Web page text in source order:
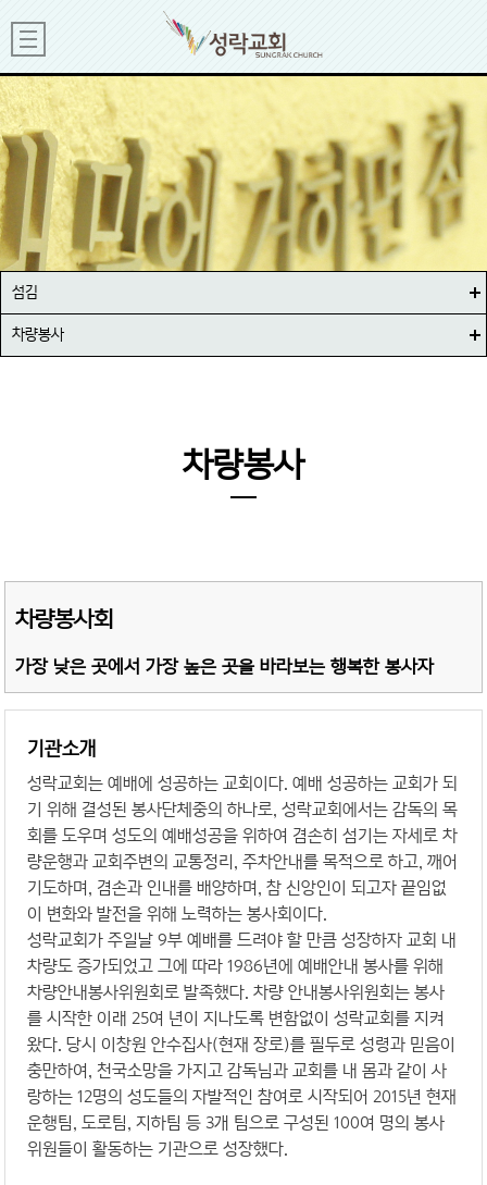
섬김
차량봉사
차량봉사
차량봉사회
가장 낮은 곳에서 가장 높은 곳을 바라보는 행복한 봉사자
기관소개
성락교회는 예배에 성공하는 교회이다. 예배 성공하는 교회가 되
기 위해 결성된 봉사단체중의 하나로, 성락교회에서는 감독의 목
회를 도우며 성도의 예배성공을 위하여 겸손히 섬기는 자세로 차
량운행과 교회주변의 교통정리, 주차안내를 목적으로 하고, 깨어
기도하며, 겸손과 인내를 배양하며, 참 신앙인이 되고자 끝임없
이 변화와 발전을 위해 노력하는 봉사회이다.
성락교회가 주일날 9부 예배를 드려야 할 만큼 성장하자 교회 내
차량도 증가되었고 그에 따라 1986년에 예배안내 봉사를 위해
차량안내봉사위원회로 발족했다. 차량 안내봉사위원회는 봉사
를 시작한 이래 25여 년이 지나도록 변함없이 성락교회를 지켜
왔다. 당시 이창원 안수집사(현재 장로)를 필두로 성령과 믿음이
충만하여, 천국소망을 가지고 감독님과 교회를 내 몸과 같이 사
랑하는 12명의 성도들의 자발적인 참여로 시작되어 2015년 현재
운행팀, 도로팀, 지하팀 등 3개 팀으로 구성된 100여 명의 봉사
위원들이 활동하는 기관으로 성장했다.